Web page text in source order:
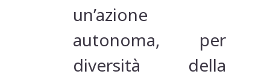
un’azione
autonoma, per
diversità della